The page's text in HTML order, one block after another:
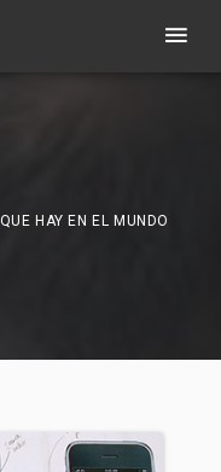
HAY EN EL MUNDO